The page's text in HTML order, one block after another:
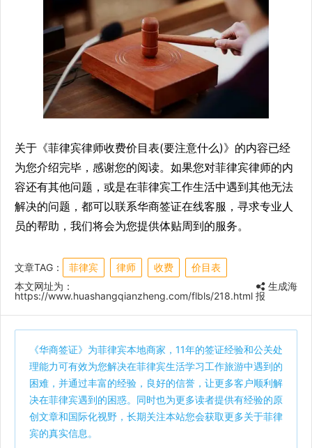
关于《菲律宾律师收费价目表(要注意什么)》的内容已经
为您介绍完毕，感谢您的阅读。如果您对菲律宾律师的内
容还有其他问题，或是在菲律宾工作生活中遇到其他无法
解决的问题，都可以联系华商签证在线客服，寻求专业人
员的帮助，我们将会为您提供体贴周到的服务。
文章TAG： 菲律宾 律师 收费
价目表
本文网址为：
https://www.huashangqianzheng.com/flbls/218.html
生成海
报
《华商签证》为菲律宾本地商家，11年的签证经验和公关处
理能力可有效为您解决在菲律宾生活学习工作旅游中遇到的
困难，并通过丰富的经验，良好的信誉，让更多客户顺利解
决在菲律宾遇到的困惑。同时也为更多读者提供有经验的原
创文章和国际化视野，长期关注本站您会获取更多关于菲律
宾的真实信息。